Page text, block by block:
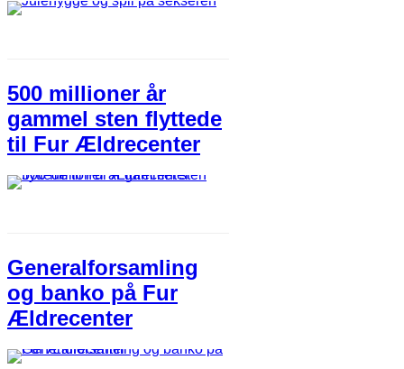
500 millioner år
gammel sten flyttede
til Fur Ældrecenter​
Generalforsamling
og banko på Fur
Ældrecenter​